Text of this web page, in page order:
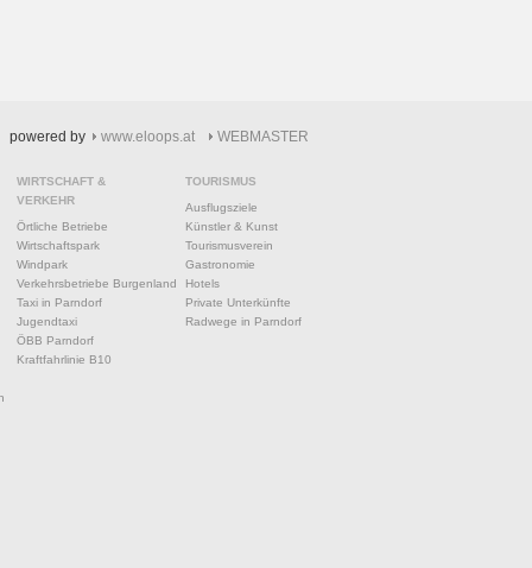
powered by www.eloops.at WEBMASTER
WIRTSCHAFT &
VERKEHR
Örtliche Betriebe
Wirtschaftspark
Windpark
Verkehrsbetriebe Burgenland
Taxi in Parndorf
Jugendtaxi
ÖBB Parndorf
Kraftfahrlinie B10
TOURISMUS
Ausflugsziele
Künstler & Kunst
Tourismusverein
Gastronomie
Hotels
Private Unterkünfte
Radwege in Parndorf